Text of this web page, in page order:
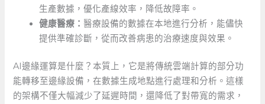
生產數據，優化產線效率，降低故障率。
健康醫療：醫療設備的數據在本地進行分析，能儘快
提供準確診斷，從而改善病患的治療速度與效果。
AI邊緣運算是什麼？本質上，它是將傳統雲端計算的部分功
能轉移至邊緣設備，在數據生成地點進行處理和分析。這樣
的架構不僅大幅減少了延遲時間，還降低了對帶寬的需求，